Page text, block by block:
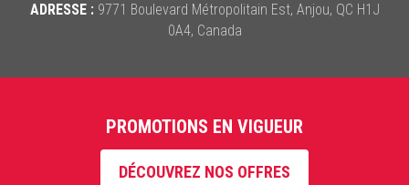
ADRESSE :9771 Boulevard Métropolitain Est, Anjou, QC H1J
0A4, Canada
PROMOTIONS EN VIGUEUR
DÉCOUVREZ NOS OFFRES